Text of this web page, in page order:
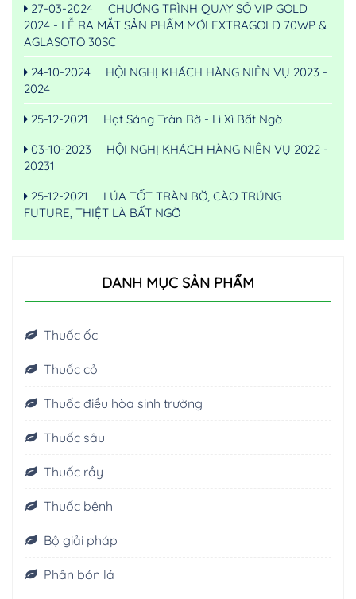
27-03-2024
CHƯƠNG TRÌNH QUAY SỐ VIP GOLD
2024 - LỄ RA MẮT SẢN PHẨM MỚI EXTRAGOLD 70WP &
AGLASOTO 30SC
24-10-2024
HỘI NGHỊ KHÁCH HÀNG NIÊN VỤ 2023 -
2024
25-12-2021
Hạt Sáng Tràn Bờ - Lì Xì Bất Ngờ
03-10-2023
HỘI NGHỊ KHÁCH HÀNG NIÊN VỤ 2022 -
20231
25-12-2021
LÚA TỐT TRÀN BỜ, CÀO TRÚNG
FUTURE, THIỆT LÀ BẤT NGỜ
DANH MỤC SẢN PHẨM
Thuốc ốc
Thuốc cỏ
Thuốc điều hòa sinh trưởng
Thuốc sâu
Thuốc rầy
Thuốc bệnh
Bộ giải pháp
Phân bón lá